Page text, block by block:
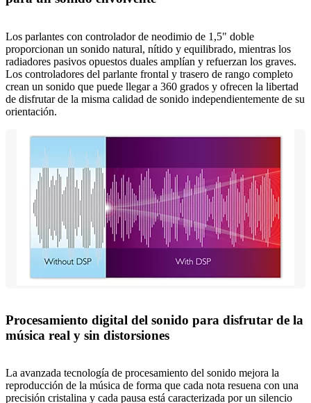
Los parlantes con controlador de neodimio de 1,5" doble
proporcionan un sonido natural, nítido y equilibrado, mientras los
radiadores pasivos opuestos duales amplían y refuerzan los graves.
Los controladores del parlante frontal y trasero de rango completo
crean un sonido que puede llegar a 360 grados y ofrecen la libertad
de disfrutar de la misma calidad de sonido independientemente de su
orientación.
Procesamiento digital del sonido para disfrutar de la
música real y sin distorsiones
La avanzada tecnología de procesamiento del sonido mejora la
reproducción de la música de forma que cada nota resuena con una
precisión cristalina y cada pausa está caracterizada por un silencio